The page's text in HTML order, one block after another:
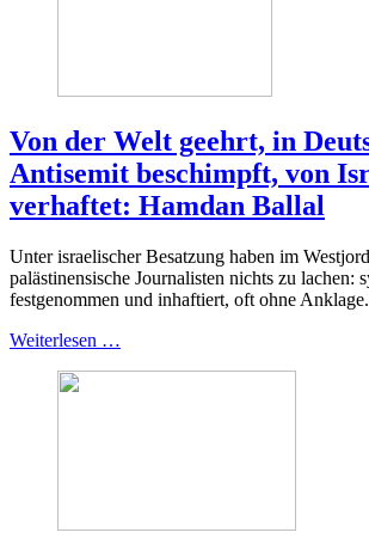
Von der Welt geehrt, in
Antisemit beschimpft, von
verhaftet: Hamdan Ballal
Unter israelischer Besatzung haben im
palästinensische Journalisten nichts zu lachen:
festgenommen und inhaftiert, oft ohne Anklage.
Weiterlesen …